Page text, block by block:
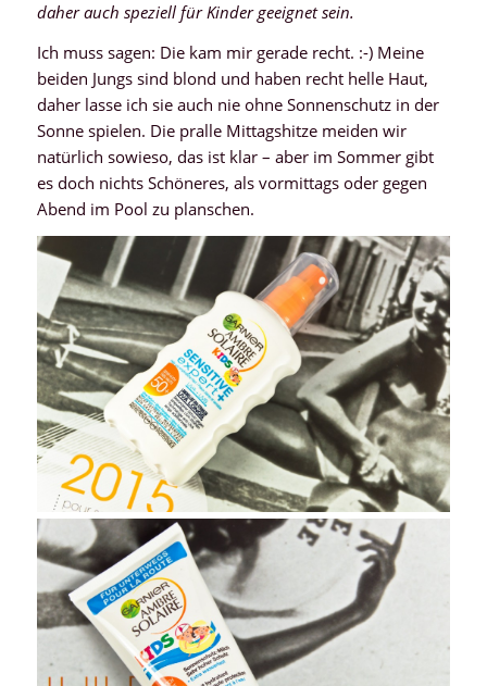
daher auch speziell für Kinder geeignet sein.
Ich muss sagen: Die kam mir gerade recht. :-) Meine
beiden Jungs sind blond und haben recht helle Haut,
daher lasse ich sie auch nie ohne Sonnenschutz in der
Sonne spielen. Die pralle Mittagshitze meiden wir
natürlich sowieso, das ist klar – aber im Sommer gibt
es doch nichts Schöneres, als vormittags oder gegen
Abend im Pool zu planschen.